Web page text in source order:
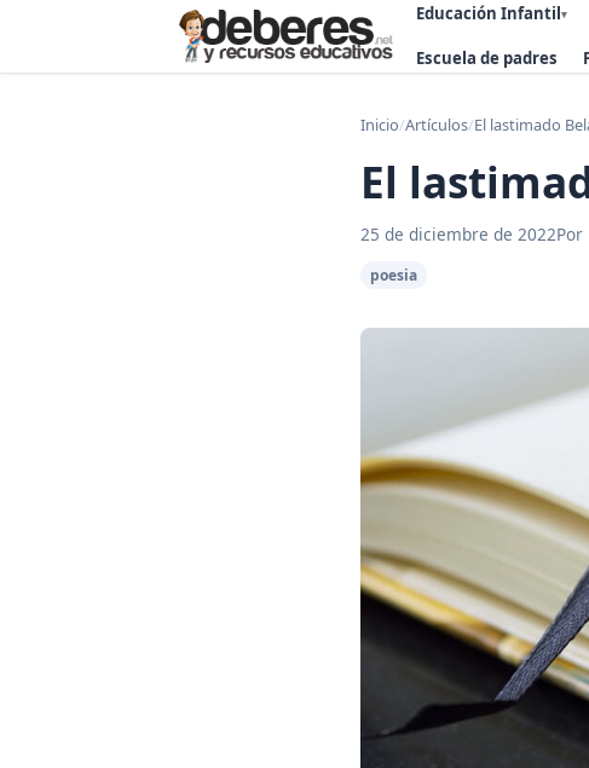
Educación Infantil▾
Escuela de padres
Inicio/Artículos/El lastimado
El
25 de diciembre de 2022Por
poesia